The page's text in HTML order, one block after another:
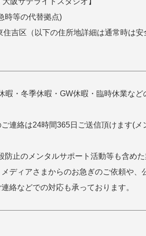
時等の代替拠点)
吉区（以下の住所地詳細は通常時は
暇・冬季休暇・GW休暇・臨時休業など
連絡は24時間365日ご送信頂けます(
止のメンタルサポート活動等も含め
ディアさまからのお急ぎのご依頼や
絡などでの対応も承っております。